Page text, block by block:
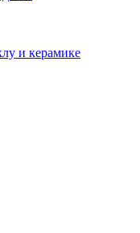
и керамике